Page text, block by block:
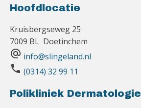
Hoofdlocatie
Kruisbergseweg 25
7009 BL Doetinchem
alternate_email info@slingeland.nl
phone (0314) 32 99 11
Polikliniek Dermatologie